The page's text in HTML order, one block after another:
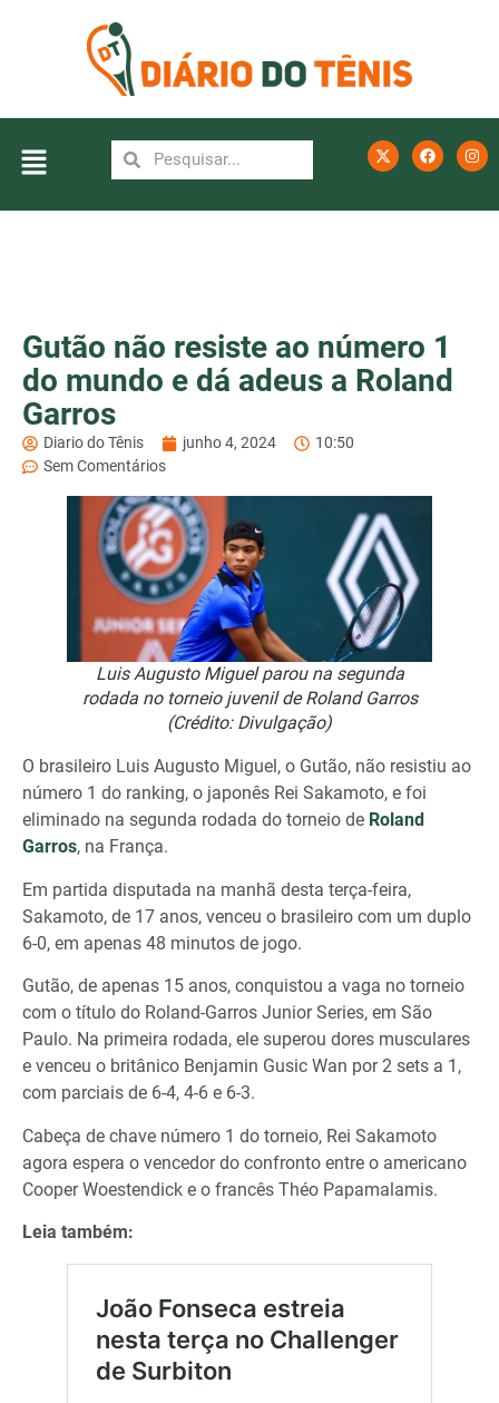
Gutão não resiste ao número 1
do mundo e dá adeus a Roland
Garros
Diario do Tênis junho 4, 2024
10:50
Sem Comentários
Luis Augusto Miguel parou na segunda
rodada no torneio juvenil de Roland Garros
(Crédito: Divulgação)
O brasileiro Luis Augusto Miguel, o Gutão, não resistiu ao
número 1 do ranking, o japonês Rei Sakamoto, e foi
eliminado na segunda rodada do torneio de Roland
Garros, na França.
Em partida disputada na manhã desta terça-feira,
Sakamoto, de 17 anos, venceu o brasileiro com um duplo
6-0, em apenas 48 minutos de jogo.
Gutão, de apenas 15 anos, conquistou a vaga no torneio
com o título do Roland-Garros Junior Series, em São
Paulo. Na primeira rodada, ele superou dores musculares
e venceu o britânico Benjamin Gusic Wan por 2 sets a 1,
com parciais de 6-4, 4-6 e 6-3.
Cabeça de chave número 1 do torneio, Rei Sakamoto
agora espera o vencedor do confronto entre o americano
Cooper Woestendick e o francês Théo Papamalamis.
Leia também: